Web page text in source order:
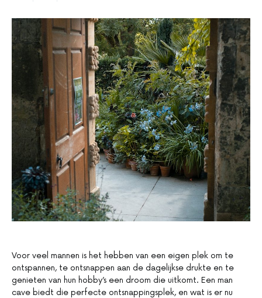
Voor veel mannen is het hebben van een eigen plek om te
ontspannen, te ontsnappen aan de dagelijkse drukte en te
genieten van hun hobby’s een droom die uitkomt. Een man
cave biedt die perfecte ontsnappingsplek, en wat is er nu